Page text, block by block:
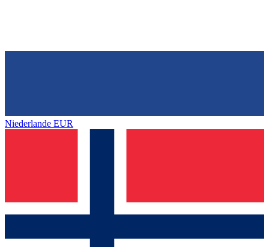
Niederlande EUR